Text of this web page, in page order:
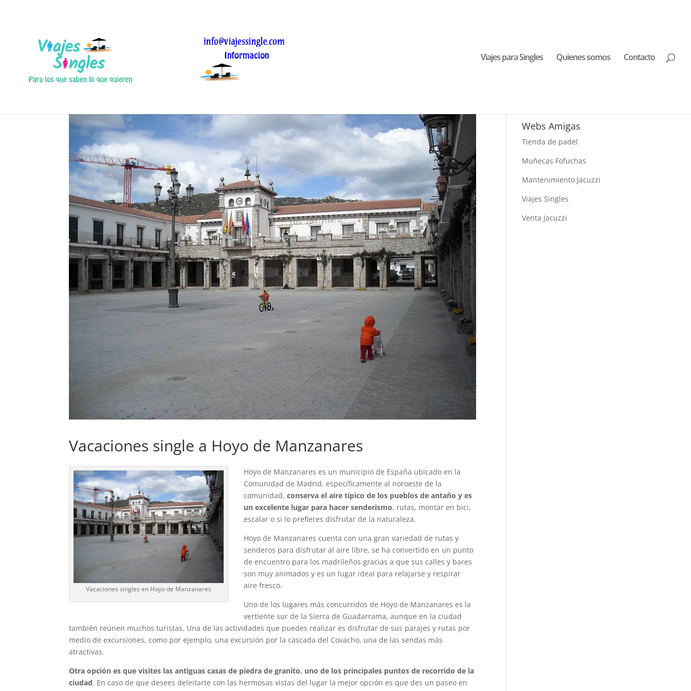
Viajes para Singles Quienes somos Contacto
Vacaciones single a Hoyo de Manzanares
Vacaciones single a Hoyo de Manzanares
Vacaciones singles en Hoyo de Manzanares
Hoyo de Manzanares es un municipio de España ubicado en la
Comunidad de Madrid, específicamente al noroeste de la
comunidad,conserva el aire típico de los pueblos de antaño y es
un excelente lugar para hacer senderismo, rutas, montar en bici,
escalar o si lo prefieres disfrutar de la naturaleza.
Hoyo de Manzanares cuenta con una gran variedad de rutas y
senderos para disfrutar al aire libre, se ha convertido en un punto
de encuentro para los madrileños gracias a que sus calles y bares
son muy animados y es un lugar ideal para relajarse y respirar
aire fresco.
Uno de los lugares más concurridos de Hoyo de Manzanares es la
vertiente sur de la Sierra de Guadarrama, aunque en la ciudad
también reúnen muchos turistas. Una de las actividades que puedes realizar es disfrutar de sus parajes y rutas por
medio de excursiones, como por ejemplo, una excursión por la cascada del Covacho, una de las sendas más
atractivas.
Otra opción es que visites las antiguas casas de piedra de granito, uno de los principales puntos de recorrido de la
ciudad. En caso de que desees deleitarte con las hermosas vistas del lugar la mejor opción es que des un paseo en
Webs Amigas
Tienda de padel
Muñecas Fofuchas
Mantenimiento Jacuzzi
Viajes Singles
Venta Jacuzzi